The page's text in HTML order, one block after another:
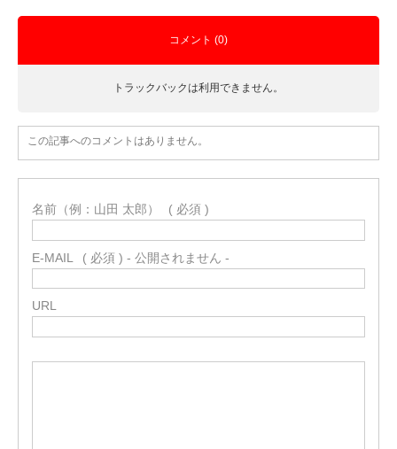
コメント (0)
トラックバックは利用できません。
この記事へのコメントはありません。
名前（例：山田 太郎） ( 必須 )
E-MAIL ( 必須 ) - 公開されません -
URL